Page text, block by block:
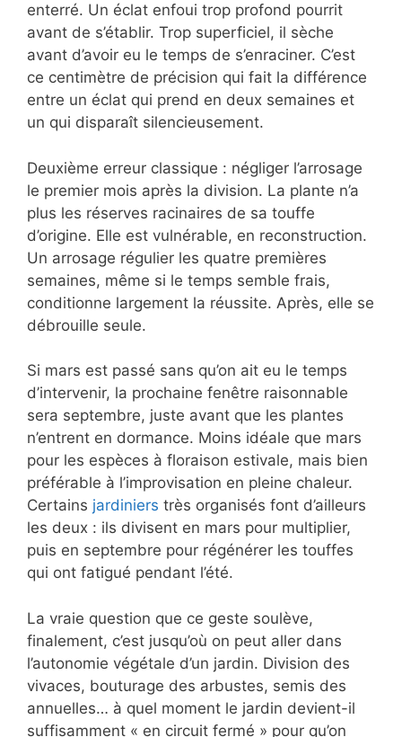
enterré. Un éclat enfoui trop profond pourrit
avant de s’établir. Trop superficiel, il sèche
avant d’avoir eu le temps de s’enraciner. C’est
ce centimètre de précision qui fait la différence
entre un éclat qui prend en deux semaines et
un qui disparaît silencieusement.
Deuxième erreur classique : négliger l’arrosage
le premier mois après la division. La plante n’a
plus les réserves racinaires de sa touffe
d’origine. Elle est vulnérable, en reconstruction.
Un arrosage régulier les quatre premières
semaines, même si le temps semble frais,
conditionne largement la réussite. Après, elle se
débrouille seule.
Si mars est passé sans qu’on ait eu le temps
d’intervenir, la prochaine fenêtre raisonnable
sera septembre, juste avant que les plantes
n’entrent en dormance. Moins idéale que mars
pour les espèces à floraison estivale, mais bien
préférable à l’improvisation en pleine chaleur.
Certains jardiniers très organisés font d’ailleurs
les deux : ils divisent en mars pour multiplier,
puis en septembre pour régénérer les touffes
qui ont fatigué pendant l’été.
La vraie question que ce geste soulève,
finalement, c’est jusqu’où on peut aller dans
l’autonomie végétale d’un jardin. Division des
vivaces, bouturage des arbustes, semis des
annuelles… à quel moment le jardin devient-il
suffisamment « en circuit fermé » pour qu’on